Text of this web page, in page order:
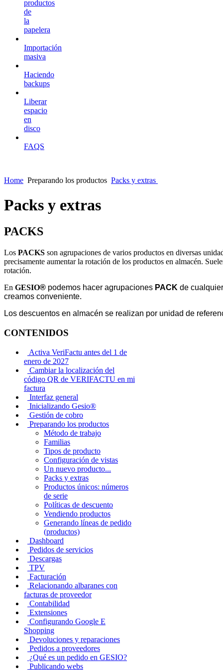
productos
de
la
papelera
Importación
masiva
Haciendo
backups
Liberar
espacio
en
disco
FAQS
Home Preparando los productos Packs y extras
Packs y extras
PACKS
Los PACKS son agrupaciones de varios productos en diversas
precisamente aumentar la rotación de los productos en almacén.
rotación.
En GESIO® podemos hacer agrupaciones PACK de
creamos conveniente.
Los descuentos en almacén se realizan por unidad de
CONTENIDOS
Activa VeriFactu antes del 1 de
enero de 2027
Cambiar la localización del
código QR de VERIFACTU en mi
factura
Interfaz general
Inicializando Gesio®
Gestión de cobro
Preparando los productos
Método de trabajo
Familias
Tipos de producto
Configuración de vistas
Un nuevo producto...
Packs y extras
Productos únicos: números
de serie
Políticas de descuento
Vendiendo productos
Generando líneas de pedido
(productos)
Dashboard
Pedidos de servicios
Descargas
TPV
Facturación
Relacionando albaranes con
facturas de proveedor
Contabilidad
Extensiones
Configurando Google E
Shopping
Devoluciones y reparaciones
Pedidos a proveedores
¿Qué es un pedido en GESIO?
Publicando webs